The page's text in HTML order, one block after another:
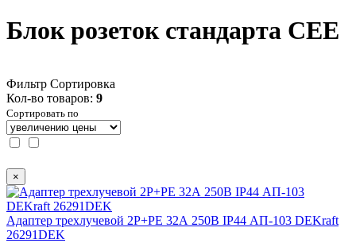
Блок розеток стандарта CEE
Фильтр Сортировка
Кол-во товаров: 9
Сортировать по
×
Адаптер трехлучевой 2Р+РЕ 32А 250В IP44 АП-103 DEKraft
26291DEK